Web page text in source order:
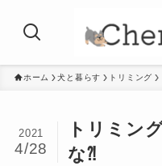
ホーム 犬と暮らす トリミング
トリミン
な⁈
2021
4/28